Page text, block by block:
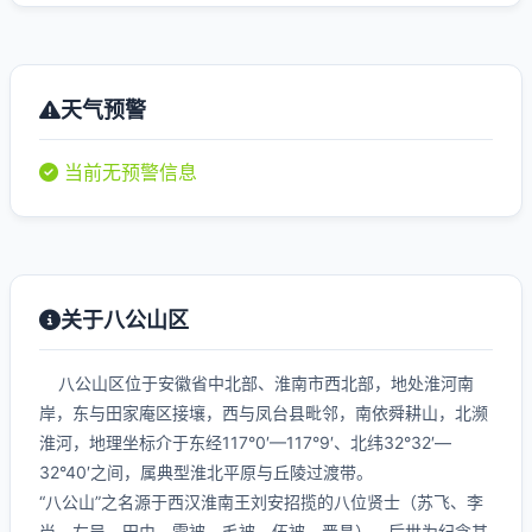
天气预警
当前无预警信息
关于八公山区
八公山区位于安徽省中北部、淮南市西北部，地处淮河南
岸，东与田家庵区接壤，西与凤台县毗邻，南依舜耕山，北濒
淮河，地理坐标介于东经117°0′—117°9′、北纬32°32′—
32°40′之间，属典型淮北平原与丘陵过渡带。
“八公山”之名源于西汉淮南王刘安招揽的八位贤士（苏飞、李